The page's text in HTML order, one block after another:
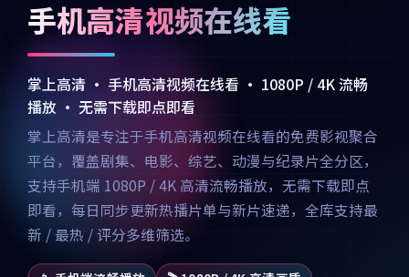
手机高清视频在线看
掌上高清 · 手机高清视频在线看 · 1080P / 4K 流畅
播放 · 无需下载即点即看
掌上高清是专注于手机高清视频在线看的免费影视聚合
平台，覆盖剧集、电影、综艺、动漫与纪录片全分区，
支持手机端 1080P / 4K 高清流畅播放，无需下载即点
即看，每日同步更新热播片单与新片速递，全库支持最
新 / 最热 / 评分多维筛选。